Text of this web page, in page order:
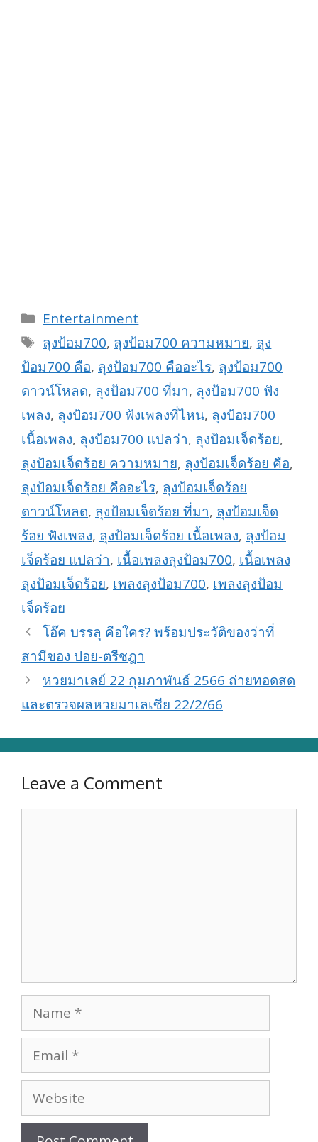
Categories
Entertainment
Tags
ลุงป้อม700, ลุงป้อม700 ความหมาย, ลุง
ป้อม700 คือ, ลุงป้อม700 คืออะไร, ลุงป้อม700
ดาวน์โหลด, ลุงป้อม700 ที่มา, ลุงป้อม700 ฟัง
เพลง, ลุงป้อม700 ฟังเพลงที่ไหน, ลุงป้อม700
เนื้อเพลง, ลุงป้อม700 แปลว่า, ลุงป้อมเจ็ดร้อย,
ลุงป้อมเจ็ดร้อย ความหมาย, ลุงป้อมเจ็ดร้อย คือ,
ลุงป้อมเจ็ดร้อย คืออะไร, ลุงป้อมเจ็ดร้อย
ดาวน์โหลด, ลุงป้อมเจ็ดร้อย ที่มา, ลุงป้อมเจ็ด
ร้อย ฟังเพลง, ลุงป้อมเจ็ดร้อย เนื้อเพลง, ลุงป้อม
เจ็ดร้อย แปลว่า, เนื้อเพลงลุงป้อม700, เนื้อเพลง
ลุงป้อมเจ็ดร้อย, เพลงลุงป้อม700, เพลงลุงป้อม
เจ็ดร้อย
โอ๊ค บรรลุ คือใคร? พร้อมประวัติของว่าที่
สามีของ ปอย-ตรีชฎา
หวยมาเลย์ 22 กุมภาพันธ์ 2566 ถ่ายทอดสด
และตรวจผลหวยมาเลเซีย 22/2/66
Leave a Comment
Name
Email
Website